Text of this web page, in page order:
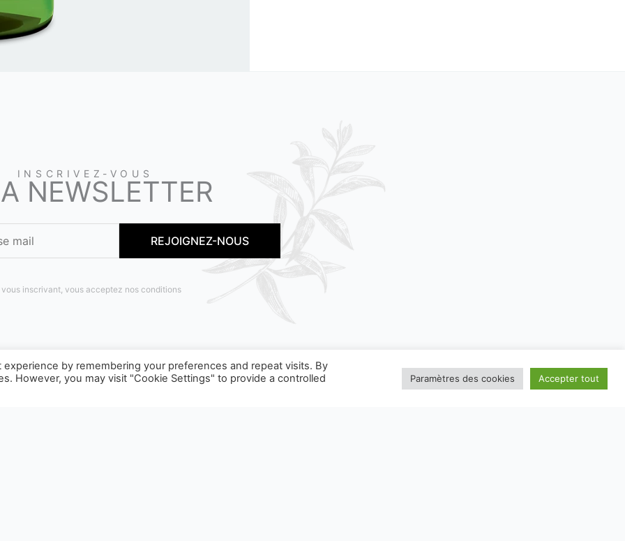
INSCRIVEZ-VOUS
NEWSLETTER
vous inscrivant, vous acceptez nos conditions
by remembering your preferences and repeat visits. By
However, you may visit "Cookie Settings" to provide a controlled
Paramètres des cookies Accepter tout